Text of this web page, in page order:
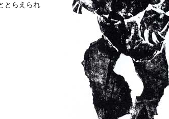
とらえられ